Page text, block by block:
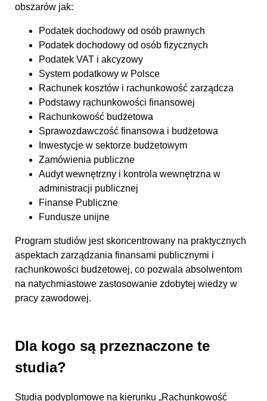
obszarów jak:
Podatek dochodowy od osób prawnych
Podatek dochodowy od osób fizycznych
Podatek VAT i akcyzowy
System podatkowy w Polsce
Rachunek kosztów i rachunkowość zarządcza
Podstawy rachunkowości finansowej
Rachunkowość budżetowa
Sprawozdawczość finansowa i budżetowa
Inwestycje w sektorze budżetowym
Zamówienia publiczne
Audyt wewnętrzny i kontrola wewnętrzna w
administracji publicznej
Finanse Publiczne
Fundusze unijne
Program studiów jest skoncentrowany na praktycznych
aspektach zarządzania finansami publicznymi i
rachunkowości budżetowej, co pozwala absolwentom
na natychmiastowe zastosowanie zdobytej wiedzy w
pracy zawodowej.
Dla kogo są przeznaczone te
studia?
Studia podyplomowe na kierunku „Rachunkowość